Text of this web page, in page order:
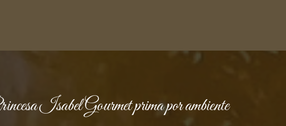
Isabel Gourmet prima por ambiente